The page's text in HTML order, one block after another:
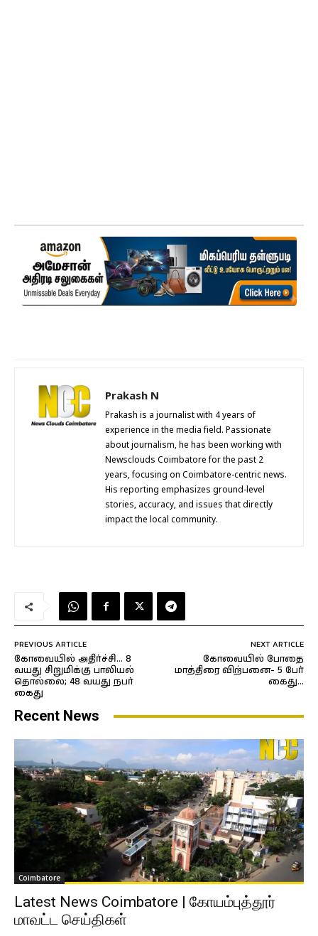
Prakash N
Prakash is a journalist with 4 years of
experience in the media field. Passionate
about journalism, he has been working with
Newsclouds Coimbatore for the past 2
years, focusing on Coimbatore-centric news.
His reporting emphasizes ground-level
stories, accuracy, and issues that directly
impact the local community.
PREVIOUS ARTICLE
கோவையில் அதிர்ச்சி… 8
வயது சிறுமிக்கு பாலியல்
தொல்லை; 48 வயது நபர்
கைது
NEXT ARTICLE
கோவையில் போதை
மாத்திரை விற்பனை- 5 பேர்
கைது…
Recent News
Coimbatore
Latest News Coimbatore | கோயம்புத்தூர்
மாவட்ட செய்திகள்